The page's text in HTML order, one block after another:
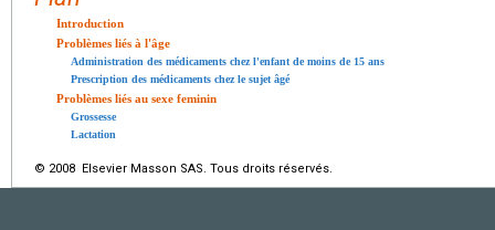
Introduction
Problèmes liés à l'âge
Administration des médicaments chez l'enfant de moins de 15 ans
Prescription des médicaments chez le sujet âgé
Problèmes liés au sexe feminin
Grossesse
Lactation
© 2008 Elsevier Masson SAS. Tous droits réservés.